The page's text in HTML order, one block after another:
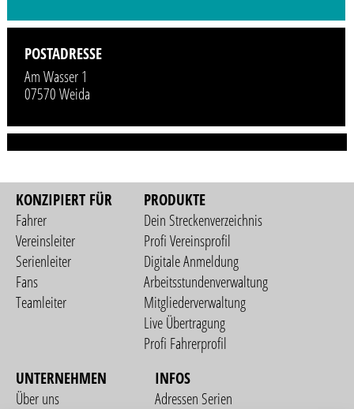
POSTADRESSE
Am Wasser 1
07570 Weida
KONZIPIERT FÜR
Fahrer
Vereinsleiter
Serienleiter
Fans
Teamleiter
PRODUKTE
Dein Streckenverzeichnis
Profi Vereinsprofil
Digitale Anmeldung
Arbeitsstundenverwaltung
Mitgliederverwaltung
Live Übertragung
Profi Fahrerprofil
UNTERNEHMEN
Über uns
INFOS
Adressen Serien